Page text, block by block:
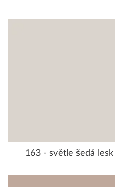
163 - světle šedá lesk